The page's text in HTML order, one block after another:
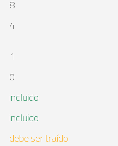
8
4
1
0
incluido
incluido
debe ser traído